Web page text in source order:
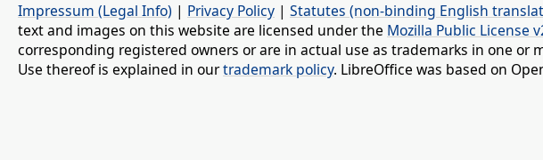
Impressum (Legal Info) | Privacy Policy | Statutes (non-binding English
text and images on this website are licensed under the Mozilla Public License
corresponding registered owners or are in actual use as trademarks in one
Use thereof is explained in ourtrademark policy. LibreOffice was based on